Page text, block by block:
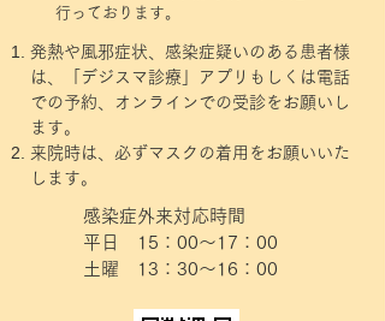
行っております。
発熱や風邪症状、感染症疑いのある患者様
は、「デジスマ診療」アプリもしくは電話
での予約、オンラインでの受診をお願いし
ます。
来院時は、必ずマスクの着用をお願いいた
します。
​​感染症外来対応時間
平日 15：00～17：00
​土曜 13：30～16：00